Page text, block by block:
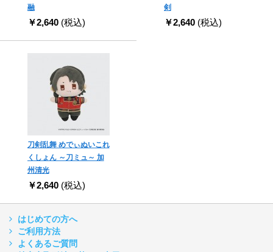
融
￥2,640 (税込)
剣
￥2,640 (税込)
刀剣乱舞 めでぃぬいこれ
くしょん ～刀ミュ～ 加
州清光
￥2,640 (税込)
はじめての方へ
ご利用方法
よくあるご質問